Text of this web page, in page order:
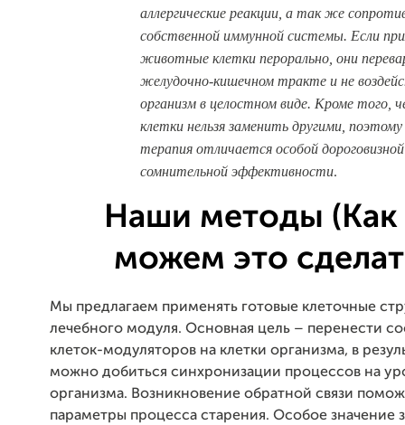
аллергические реакции, а так же
собственной иммунной системы. Если
животные клетки перорально, они
желудочно-кишечном тракте и не
организм в целостном виде. Кроме того,
клетки нельзя заменить другими,
терапия отличается особой
сомнительной эффективности.
Наши методы
можем это
Мы предлагаем применять готовые клеточные
лечебного модуля. Основная цель – перенести
клеток-модуляторов на клетки организма, в
можно добиться синхронизации процессов на
организма. Возникновение обратной связи
параметры процесса старения. Особое значение